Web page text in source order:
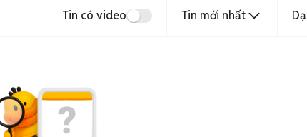
Tin có video Tin mới nhất